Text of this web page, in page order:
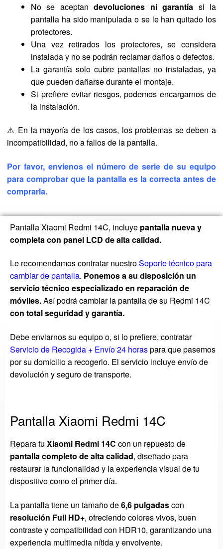
No se aceptandevoluciones ni garantía si la
pantalla ha sido manipulada o se le han quitado los
protectores.
Una vez retirados los protectores, se considera
instalada y no se podrán reclamar daños o defectos.
La garantía solo cubre pantallas no instaladas, ya
que pueden dañarse durante el montaje.
Si prefiere evitar riesgos, podemos encargarnos de
la instalación.
⚠️ En la mayoría de los casos, los problemas se deben a
incompatibilidad, no a fallos de la pantalla.
Por favor, envíenos el número de serie de su equipo
para comprobar que la pantalla es la correcta antes de
comprarla.
Pantalla Xiaomi Redmi 14C, incluye pantalla nueva y
completa con panel LCD de alta calidad.
Le recomendamos contratar nuestroSoporte técnico para
cambiar de pantalla. Ponemos a su disposición un
servicio técnico especializado en reparación de
móviles.Así podrá cambiar la pantalla de su Redmi 14C
con total seguridad y garantía.
Debe enviarnos su equipo o, si lo prefiere, contratar
Servicio de Recogida + Envío 24 horaspara que pasemos
por su domicilio a recogerlo. El servicio incluye envío de
devolución y seguro de transporte.
Pantalla Xiaomi Redmi 14C
Repara tu Xiaomi Redmi 14C con un repuesto de
pantalla completo de alta calidad, diseñado para
restaurar la funcionalidad y la experiencia visual de tu
dispositivo como el primer día.
La pantalla tiene un tamaño de6,6 pulgadascon
resolución Full HD+, ofreciendo colores vivos, buen
contraste y compatibilidad con HDR10, garantizando una
experiencia multimedia nítida y envolvente.